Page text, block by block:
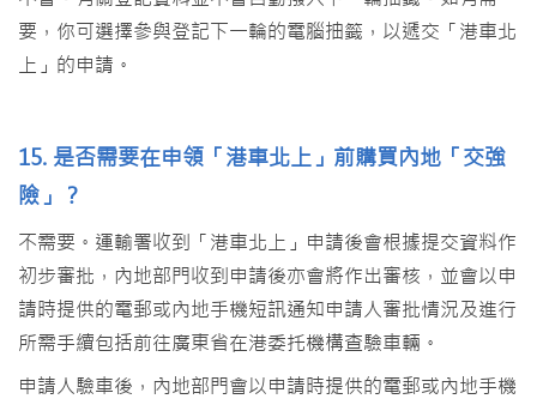
要，你可選擇參與登記下一輪的電腦抽籤，以遞交「港車北
上」的申請。
15. 是否需要在申領「港車北上」前購買內地「交強
險」？
不需要。運輸署收到「港車北上」申請後會根據提交資料作
初步審批，內地部門收到申請後亦會將作出審核，並會以申
請時提供的電郵或內地手機短訊通知申請人審批情況及進行
所需手續包括前往廣東省在港委托機構查驗車輛。
申請人驗車後，內地部門會以申請時提供的電郵或內地手機